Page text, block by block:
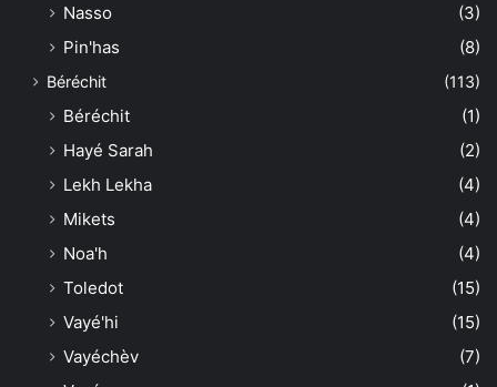
Nasso
(3)
Pin'has
(8)
Béréchit (113)
Béréchit
(1)
Hayé Sarah
(2)
Lekh Lekha
(4)
Mikets
(4)
Noa'h
(4)
Toledot
(15)
Vayé'hi
(15)
Vayéchèv
(7)